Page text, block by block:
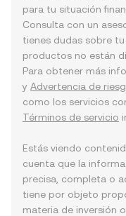
para tu situación
Consulta con un
tienes dudas sobre
productos no están
Para obtener más
y Advertencia de
como los servicios
Términos de servicio
Estás viendo
cuenta que la
precisa, completa o
tiene por objeto
materia de inversión